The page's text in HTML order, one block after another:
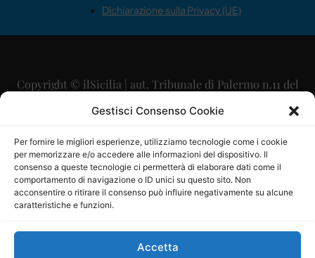
Gestisci Consenso Cookie
Per fornire le migliori esperienze, utilizziamo tecnologie come i cookie
per memorizzare e/o accedere alle informazioni del dispositivo. Il
consenso a queste tecnologie ci permetterà di elaborare dati come il
comportamento di navigazione o ID unici su questo sito. Non
acconsentire o ritirare il consenso può influire negativamente su alcune
caratteristiche e funzioni.
Accetta
Dichiarazione sulla Privacy (UE)
Copyright © ilSicilia | aut. Tribunale di Palermo n.11 del
29/09/2015
Direttore Editoriale: Maurizio Scaglione
Direttore Responsabile: Maria Calabrese
P.IVA: 06334930820